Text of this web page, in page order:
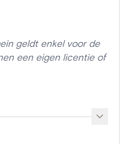
geldt enkel voor de
een eigen licentie of